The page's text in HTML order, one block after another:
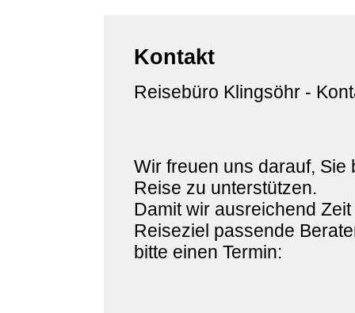
Kontakt
Reisebüro Klingsöhr -
Wir freuen uns darauf,
Reise zu unterstützen.
Damit wir ausreichend
Reiseziel passende
bitte einen Termin: